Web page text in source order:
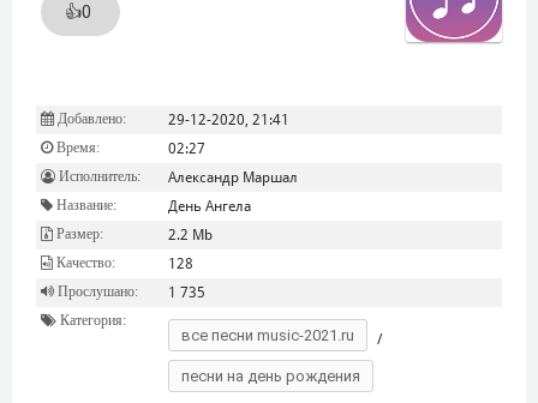
👍0
Добавлено: 29-12-2020, 21:41
Время: 02:27
Исполнитель: Александр Маршал
Название: День Ангела
Размер: 2.2 Mb
Качество: 128
Прослушано: 1 735
Категория:
все песни music-2021.ru /
песни на день рождения